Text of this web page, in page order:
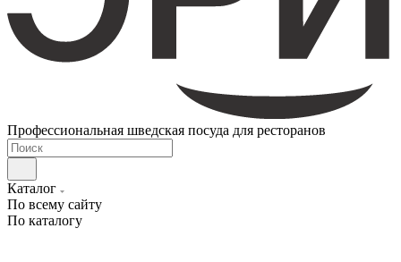
Профессиональная шведская посуда для ресторанов
Каталог
По всему сайту
По каталогу